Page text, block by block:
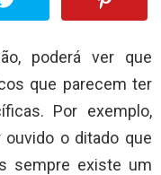
poderá ver que
que parecem ter
Por exemplo,
o ditado que
sempre existe um